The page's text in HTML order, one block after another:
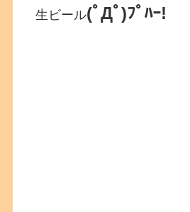
生ビール(ﾟДﾟ)ﾌﾟﾊｰ!